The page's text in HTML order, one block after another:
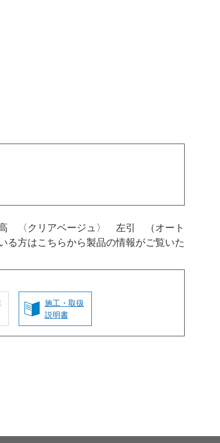
〈クリアベージュ〉 左引 （オート
方はこちらから製品の情報がご覧いた
施工・取扱
説明書